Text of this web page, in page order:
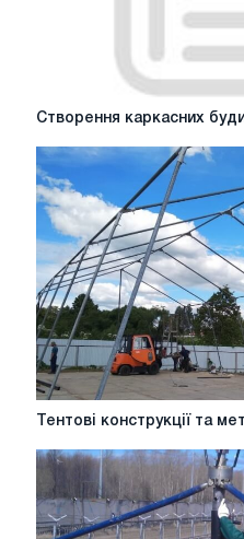
Створення
каркасних
будинків
з
ЛСТК
Краснодарі
Створення каркасних
Тентові
та
металоконструкції
Тентові конструкції та